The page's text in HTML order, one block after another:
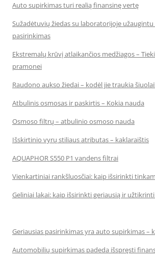
Auto supirkimas turi realią finansinę vertę
Sužadėtuvių žiedas su laboratorijoje
pasirinkimas
Ekstremalų krūvį atlaikančios medžiagos –
pramonei
Raudono aukso žiedai – kodėl jie traukia
Atbulinis osmosas ir paskirtis – Kokia nauda
Osmoso filtrų – atbulinio osmoso nauda
Išskirtinio vyrų stiliaus atributas – kaklaraištis
AQUAPHOR S550 P1 vandens filtrai
Vienkartiniai rankšluosčiai: kaip išsirinkti
Geliniai lakai: kaip išsirinkti geriausią ir
Geriausias pasirinkimas yra auto supirkimas –
Automobilių supirkimas padeda išspręsti